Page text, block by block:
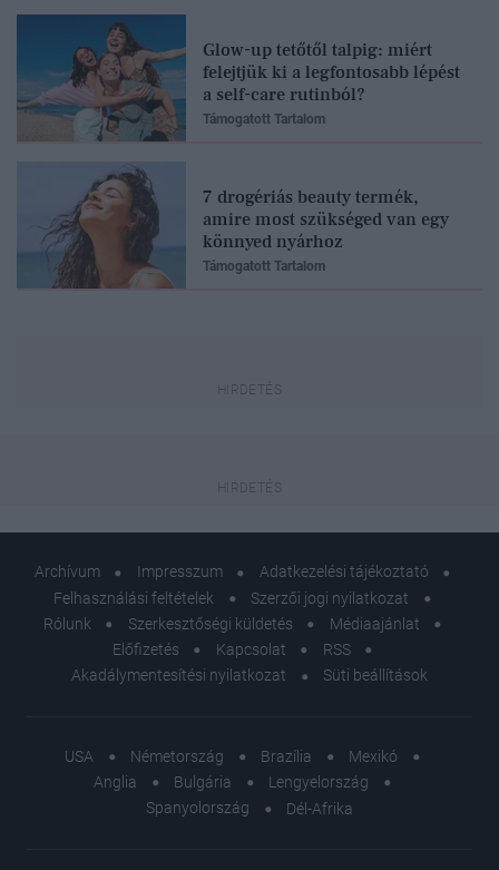
Glow-up tetőtől talpig: miért
felejtjük ki a legfontosabb lépést
a self-care rutinból?
Támogatott Tartalom
7 drogériás beauty termék,
amire most szükséged van egy
könnyed nyárhoz
Támogatott Tartalom
Archívum Impresszum
Adatkezelési tájékoztató
Felhasználási feltételek
Szerzői jogi nyilatkozat
Rólunk
Szerkesztőségi küldetés
Médiaajánlat
Előfizetés
Kapcsolat
RSS
Akadálymentesítési nyilatkozat
Süti beállítások
USA Németország Brazília
Mexikó
Anglia
Bulgária
Lengyelország
Spanyolország
Dél-Afrika